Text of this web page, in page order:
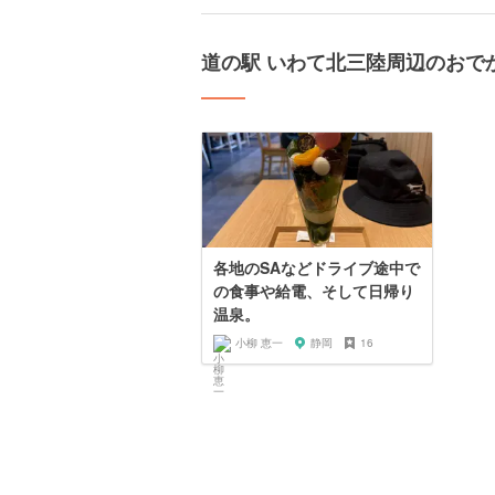
道の駅 いわて北三陸周辺のおで
各地のSAなどドライブ途中で
の食事や給電、そして日帰り
温泉。
小柳 恵一 静岡 16